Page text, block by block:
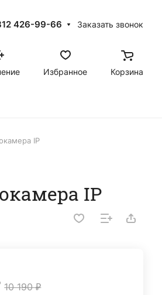
426-99-66 Заказать звонок
Избранное Корзина
IP
IP
10 190 ₽